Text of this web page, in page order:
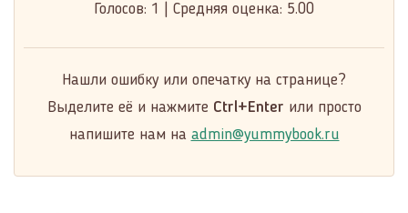
Голосов: 1 Средняя оценка: 5.00
Нашли ошибку или опечатку на странице?
Выделите её и нажмите Ctrl+Enter или просто
напишите нам на admin@yummybook.ru